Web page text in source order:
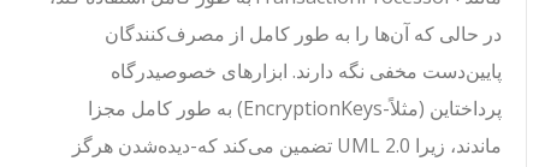
در حالی که آن‌ها را به طور کامل از مصرف‌کنندگان
پایین‌دست مخفی نگه دارند. ابزارهای خصوصیدرگاه
پرداختاین (مثلاً-EncryptionKeys
) به طور کامل مجزا
ماندند، زیرا UML 2.0 تضمین می‌کند که
-دیده‌شدن هرگز